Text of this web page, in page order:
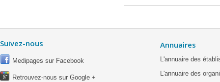
Suivez-nous
Medipages sur Facebook
Retrouvez-nous sur Google +
Annuaires
L'annuaire des
L'annuaire des